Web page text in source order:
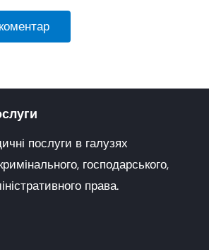
послуги в галузях
господарського,
права.